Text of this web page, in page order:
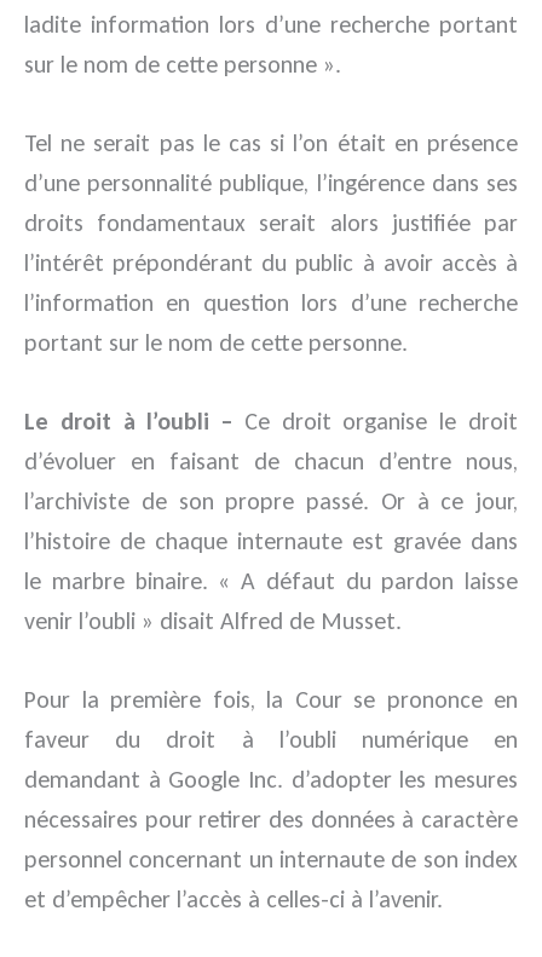
ladite information lors d’une recherche portant
sur le nom de cette personne ».
Tel ne serait pas le cas si l’on était en présence
d’une personnalité publique, l’ingérence dans ses
droits fondamentaux serait alors justifiée par
l’intérêt prépondérant du public à avoir accès à
l’information en question lors d’une recherche
portant sur le nom de cette personne.
Le droit à l’oubli – Ce droit organise le droit
d’évoluer en faisant de chacun d’entre nous,
l’archiviste de son propre passé. Or à ce jour,
l’histoire de chaque internaute est gravée dans
le marbre binaire. « A défaut du pardon laisse
venir l’oubli » disait Alfred de Musset.
Pour la première fois, la Cour se prononce en
faveur du droit à l’oubli numérique en
demandant à Google Inc. d’adopter les mesures
nécessaires pour retirer des données à caractère
personnel concernant un internaute de son index
et d’empêcher l’accès à celles-ci à l’avenir.